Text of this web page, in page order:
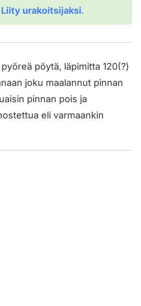
Liity urakoitsijaksi.
pöytä, läpimitta 120(?)
joku maalannut pinnan
pinnan pois ja
eli varmaankin